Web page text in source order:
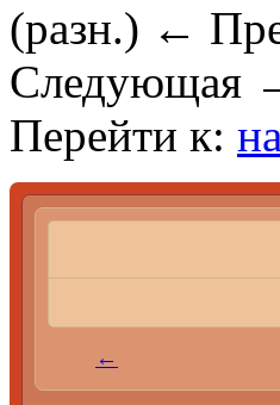
(разн.) ←
Следующая
Перейти к:
←